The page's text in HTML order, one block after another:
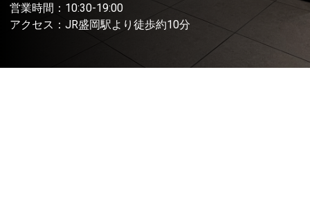
営業時間：10:30-19:00
アクセス：JR盛岡駅より徒歩約10分